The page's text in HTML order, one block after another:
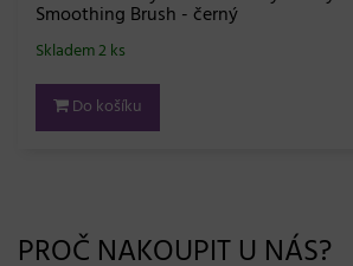
Smoothing Brush - černý
Skladem 2 ks
Do košíku
PROČ NAKOUPIT U NÁS?